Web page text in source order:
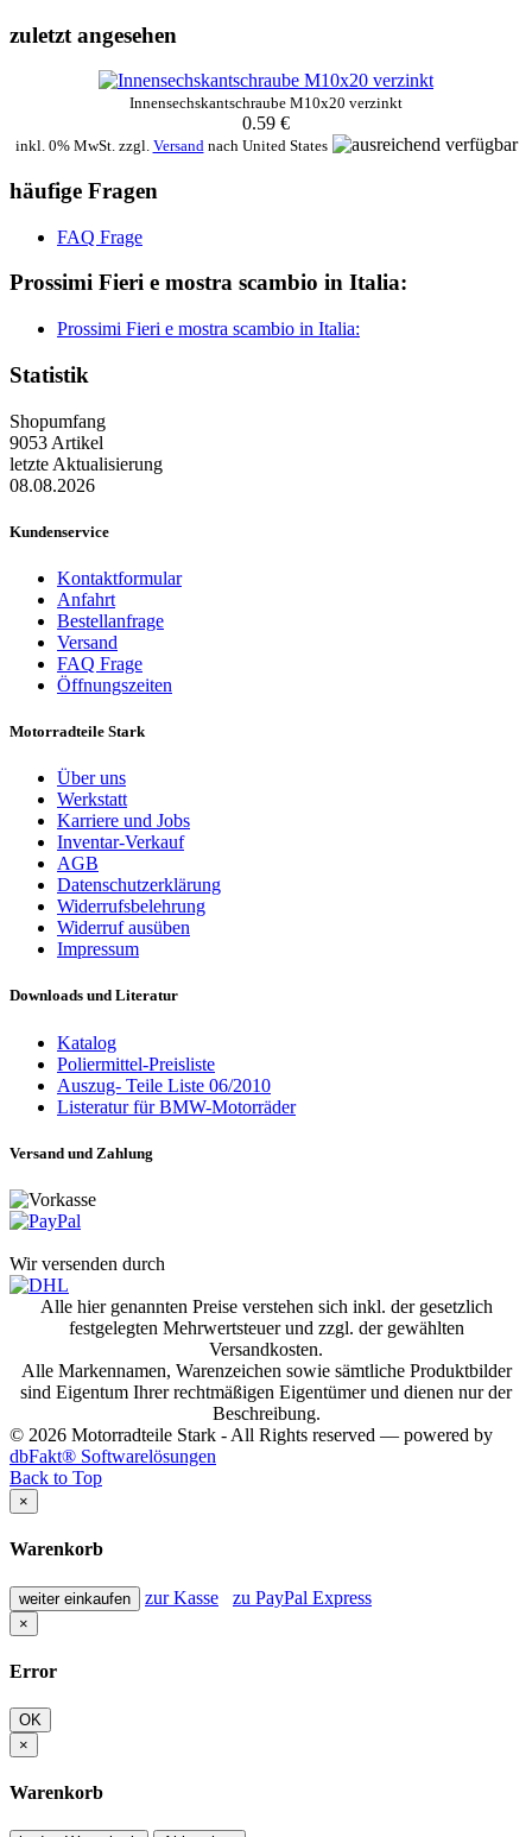
zuletzt angesehen
Innensechskantschraube M10x20 verzinkt
0.59 €
inkl. 0% MwSt. zzgl. Versandnach United States
häufige Fragen
FAQ Frage
Prossimi Fieri e mostra scambio in Italia:
Prossimi Fieri e mostra scambio in Italia:
Statistik
Shopumfang
9053 Artikel
letzte Aktualisierung
08.08.2026
Kundenservice
Kontaktformular
Anfahrt
Bestellanfrage
Versand
FAQ Frage
Öffnungszeiten
Motorradteile Stark
Über uns
Werkstatt
Karriere und Jobs
Inventar-Verkauf
AGB
Datenschutzerklärung
Widerrufsbelehrung
Widerruf ausüben
Impressum
Downloads und Literatur
Katalog
Poliermittel-Preisliste
Auszug- Teile Liste 06/2010
Listeratur für BMW-Motorräder
Versand und Zahlung
Wir versenden durch
Alle hier genannten Preise verstehen sich inkl. der gesetzlich
festgelegten Mehrwertsteuer und zzgl. der gewählten
Versandkosten.
Alle Markennamen, Warenzeichen sowie sämtliche Produktbilder
sind Eigentum Ihrer rechtmäßigen Eigentümer und dienen nur der
Beschreibung.
© 2026 Motorradteile Stark - All Rights reserved — powered by
dbFakt® Softwarelösungen
Back to Top
×
Warenkorb
weiter einkaufen zur Kasse zu PayPal Express
×
Error
OK
×
Warenkorb